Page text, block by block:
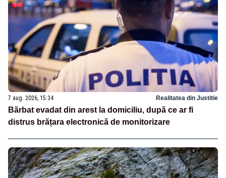
7 aug. 2026, 15:34 Realitatea din Justitie
Bărbat evadat din arest la domiciliu, după ce ar fi
distrus brățara electronică de monitorizare